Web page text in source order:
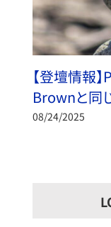
【登壇情報
Brownと同
08/24/2025